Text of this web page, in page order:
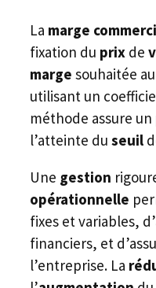
La marge
fixation du prix de
marge souhaitée au
utilisant un
méthode assure un
l’atteinte du seuil
Une gestion
opérationnelle
fixes et variables,
financiers, et
l’entreprise. La